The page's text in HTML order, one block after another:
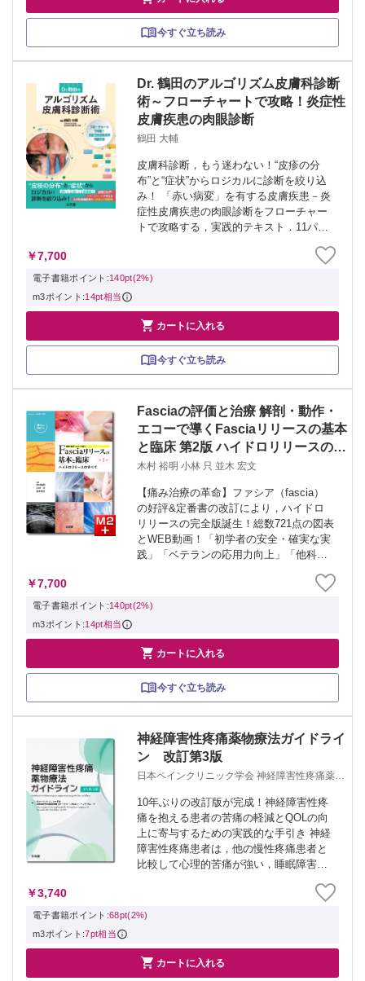
今すぐ立ち読み
Dr. 鶴田のアルゴリズム皮膚科診断
術～フローチャートで攻略！炎症性
皮膚疾患の肉眼診断
鶴田 大輔
皮膚科診断，もう迷わない！“皮疹の分
布”と“症状”からロジカルに診断を絞り込
み！ 「赤い病変」を有する皮膚疾患－炎
症性皮膚疾患の肉眼診断をフローチャー
トで攻略する，実践的テキスト．11パタ
痛い？無症候？）”から論理的に診断を絞
り込むアルゴリズムを提示し，多数...
￥7,700
電子書籍ポイント:140pt(2%)
m3ポイント:14pt相当
 カートに入れる
今すぐ立ち読み
Fasciaの評価と治療 解剖・動作・
エコーで導くFasciaリリースの基本
と臨床 第2版 ハイドロリリースのす
べて
木村 裕明 小林 只 並木 宏文
【痛み治療の革命】ファシア（fascia）
の好評&定番書の改訂により，ハイドロ
リリースの完全版誕生！総数721点の図表
とWEB動画！「初学者の安全・確実な実
践」「ベテランの応用力向上」「他科・
析・エコー技術を基にfasciaハイドロリ
リースを解説した初版はこの分野...
￥7,700
電子書籍ポイント:140pt(2%)
m3ポイント:14pt相当
 カートに入れる
今すぐ立ち読み
神経障害性疼痛薬物療法ガイドライ
ン 改訂第3版
日本ペインクリニック学会 神経障害性疼痛薬物
10年ぶりの改訂版が完成！神経障害性疼
痛を抱える患者の苦痛の軽減とQOLの向
上に寄与するための実践的な手引き 神経
障害性疼痛患者は，他の慢性疼痛患者と
比較して心理的苦痛が強い，睡眠障害が
れている．神経障害性疼痛に使用する薬
物については，不適切な処方に伴う有害
￥3,740
電子書籍ポイント:68pt(2%)
m3ポイント:7pt相当
 カートに入れる